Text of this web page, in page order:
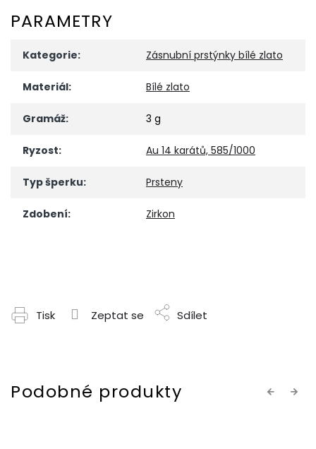
PARAMETRY
Kategorie: Zásnubní prstýnky bílé zlato
Materiál: Bílé zlato
Gramáž: 3 g
Ryzost: Au 14 karátů, 585/1000
Typ šperku: Prsteny
Zdobení: Zirkon
Tisk Zeptat se Sdílet
Previous
Next